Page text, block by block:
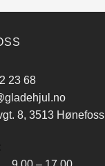
23 68
8, 3513 Hønefoss